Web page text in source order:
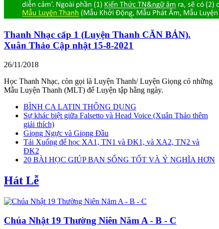
Thanh Nhạc cấp 1 (Luyện Thanh CĂN BẢN).
Xuân Thảo Cập nhật 15-8-2021
26/11/2018
Học Thanh Nhạc, còn gọi là Luyện Thanh/ Luyện Giọng có những
Mẫu Luyện Thanh (MLT) để Luyện tập hằng ngày.
BÌNH CA LATIN THÔNG DỤNG
Sự khác biệt giữa Falsetto và Head Voice (Xuân Thảo thêm
giải thích)
Giọng Ngực và Giọng Đầu
Tải Xuống để học XA1, TN1 và ĐK1, và XA2, TN2 và
ĐK2
20 BÀI HỌC GIÚP BẠN SỐNG TỐT VÀ Ý NGHĨA HƠN
Hát Lễ
Chúa Nhật 19 Thường Niên Năm A - B - C